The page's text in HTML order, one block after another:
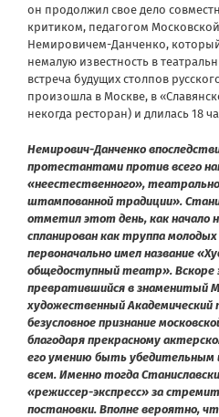
он продолжил свое дело
критиком, педагогом
Немировичем-Данченко,
немалую известность в
встреча будущих столпов
произошла в Москве, в
некогда ресторан) и длилась 18
Немирович-Данченко
протестантами против всего
«неестественного»,
штампованной традиции».
отметил этот день, как начало
спланирован как труппа
первоначально имел название
общедоступный театр».
превратившийся в знаменитый
художественный Академический
безусловное признание
благодаря прекрасному
его умению быть убедительным
всем. Именно тогда
«режиссер-экспресс» за
постановки. Вполне вероятно,